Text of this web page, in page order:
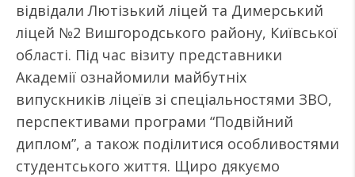
відвідали Лютізький ліцей та Димерський
ліцей №2 Вишгородського району, Київської
області. Під час візиту представники
Академії ознайомили майбутніх
випускників ліцеїв зі спеціальностями ЗВО,
перспективами програми “Подвійний
диплом”, а також поділитися особливостями
студентського життя. Щиро дякуємо